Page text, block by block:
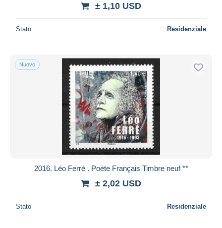
± 1,10 USD
Stato Residenziale
Nuovo
2016. Léo Ferré . Poète Français Timbre neuf **
± 2,02 USD
Stato Residenziale